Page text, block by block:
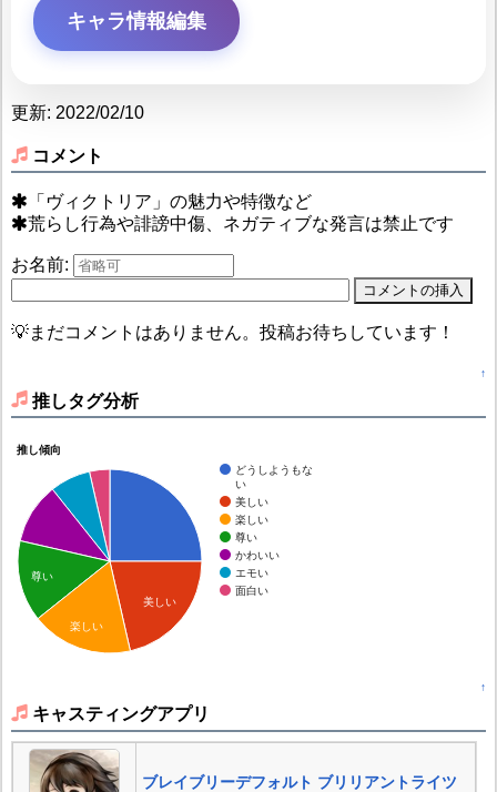
キャラ情報編集
更新: 2022/02/10
コメント
「ヴィクトリア」の魅力や特徴など
荒らし行為や誹謗中傷、ネガティブな発言は禁止です
お名前:
💡まだコメントはありません。投稿お待ちしています！
↑
推しタグ分析
推し傾向
どうしようもな
い
美しい
楽しい
尊い
かわいい
エモい
面白い
美しい
尊い
楽しい
↑
キャスティングアプリ
ブレイブリーデフォルト ブリリアントライツ